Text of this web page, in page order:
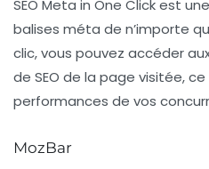
SEO Meta in One Clickest
balises méta de n’importe
clic, vous pouvez accéder
de SEO de la page visitée,
performances de vos
MozBar